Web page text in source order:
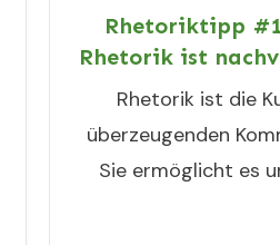
Rhetoriktipp
Rhetorik ist
Rhetorik ist die
überzeugenden
Sie ermöglicht es